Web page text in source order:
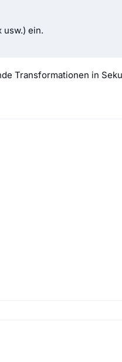
usw.) ein.
Transformationen in